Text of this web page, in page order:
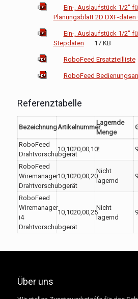
Ein-, Auslaufstück 1/2"
Planungsblatt 2D DXF-
Ein-, Auslaufstück 1/2"
Stepdaten
17 KB
RoboFeed Ersatzteilliste
RoboFeed
Referenztabelle
BezeichnungArtikelnummer
Lagernde
Menge
RoboFeed
Drahtvorschubgerät
10,1020,00,102
RoboFeed
Wiremanager
Drahtvorschubgerät
10,1020,00,20
Nicht
lagernd
RoboFeed
Wiremanager
i4
Drahtvorschubgerät
10,1020,00,25
Nicht
lagernd
Über uns